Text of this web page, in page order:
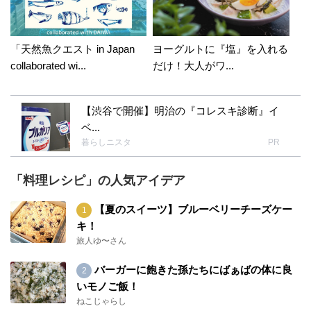
「天然魚クエスト in Japan
collaborated wi...
ヨーグルトに『塩』を入れる
だけ！大人がワ...
【渋谷で開催】明治の『コレスキ診断』イ
ベ...
暮らしニスタ PR
「料理レシピ」の人気アイデア
【夏のスイーツ】ブルーベリーチーズケー
キ！
旅人ゆ〜さん
バーガーに飽きた孫たちにばぁばの体に良
いモノご飯！
ねこじゃらし